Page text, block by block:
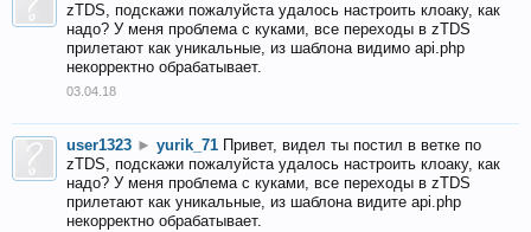
zTDS, подскажи пожалуйста удалось настроить клоаку, как
надо? У меня проблема с куками, все переходы в zTDS
прилетают как уникальные, из шаблона видимо api.php
некорректно обрабатывает.
03.04.18
user1323 ► yurik_71 Привет, видел ты постил в ветке по
zTDS, подскажи пожалуйста удалось настроить клоаку, как
надо? У меня проблема с куками, все переходы в zTDS
прилетают как уникальные, из шаблона видите api.php
некорректно обрабатывает.